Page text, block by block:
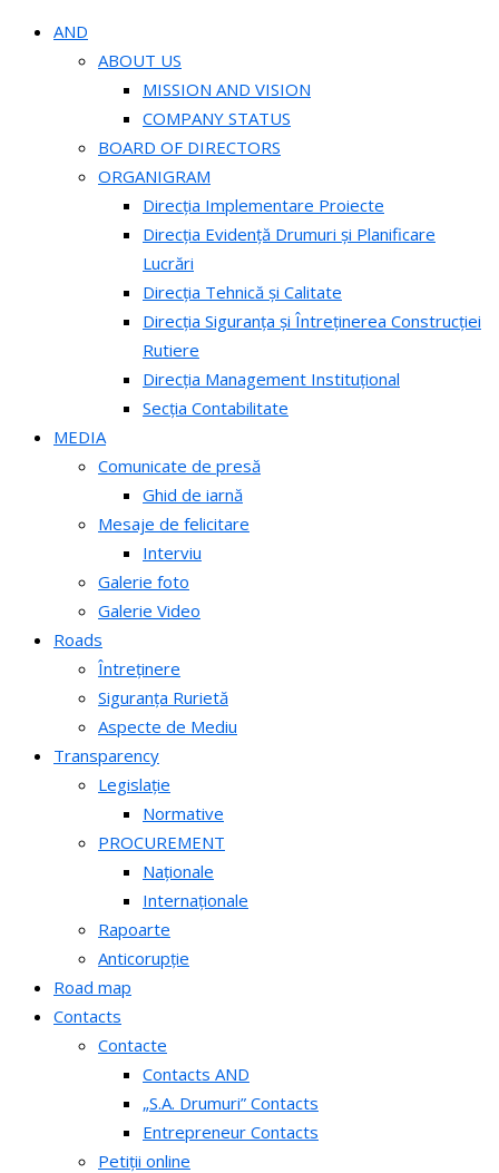
AND
ABOUT US
MISSION AND VISION
COMPANY STATUS
BOARD OF DIRECTORS
ORGANIGRAM
Direcția Implementare Proiecte
Direcția Evidență Drumuri și Planificare
Lucrări
Direcția Tehnică și Calitate
Direcția Siguranța și Întreținerea Construcției
Rutiere
Direcția Management Instituțional
Secția Contabilitate
MEDIA
Comunicate de presă
Ghid de iarnă
Mesaje de felicitare
Interviu
Galerie foto
Galerie Video
Roads
Întreținere
Siguranța Rurietă
Aspecte de Mediu
Transparency
Legislație
Normative
PROCUREMENT
Naționale
Internaționale
Rapoarte
Anticorupție
Road map
Contacts
Contacte
Contacts AND
„S.A. Drumuri” Contacts
Entrepreneur Contacts
Petiții online